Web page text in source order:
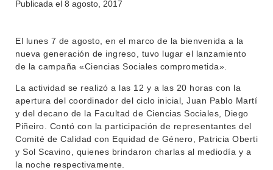
Publicada el 8 agosto, 2017
El lunes 7 de agosto, en el marco de la bienvenida a la
nueva generación de ingreso, tuvo lugar el lanzamiento
de la campaña «Ciencias Sociales comprometida».
La actividad se realizó a las 12 y a las 20 horas con la
apertura del coordinador del ciclo inicial, Juan Pablo Martí
y del decano de la Facultad de Ciencias Sociales, Diego
Piñeiro. Contó con la participación de representantes del
Comité de Calidad con Equidad de Género, Patricia Oberti
y Sol Scavino, quienes brindaron charlas al mediodía y a
la noche respectivamente.